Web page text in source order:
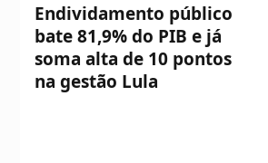
Endividamento público
bate 81,9% do PIB e já
soma alta de 10 pontos
na gestão Lula